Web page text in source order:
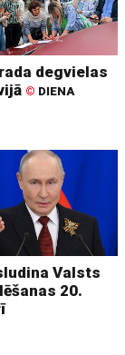
degvielas
© DIENA
Valsts
20.